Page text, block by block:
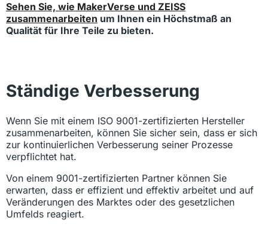
Sehen Sie, wie MakerVerse und ZEISS
zusammenarbeiten um Ihnen ein Höchstmaß an
Qualität für Ihre Teile zu bieten.
Ständige Verbesserung
Wenn Sie mit einem ISO 9001-zertifizierten Hersteller
zusammenarbeiten, können Sie sicher sein, dass er sich
zur kontinuierlichen Verbesserung seiner Prozesse
verpflichtet hat.
Von einem 9001-zertifizierten Partner können Sie
erwarten, dass er effizient und effektiv arbeitet und auf
Veränderungen des Marktes oder des gesetzlichen
Umfelds reagiert.